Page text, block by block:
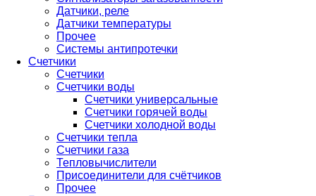
Датчики, реле
Датчики температуры
Прочее
Системы антипротечки
Счетчики
Счетчики
Счетчики воды
Счетчики универсальные
Счетчики горячей воды
Счетчики холодной воды
Счетчики тепла
Счетчики газа
Тепловычислители
Присоединители для счётчиков
Прочее